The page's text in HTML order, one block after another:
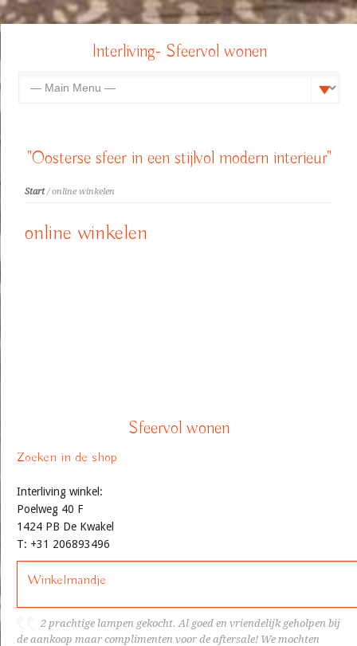
Interliving- Sfeervol wonen
"Oosterse sfeer in een stijlvol modern interieur"
Start/ online winkelen
online winkelen
Sfeervol wonen
Zoeken in de shop
Interliving winkel:
Poelweg 40 F
1424 PB De Kwakel
T: +31 206893496
Winkelmandje
2 prachtige lampen gekocht. Al goed en vriendelijk geholpen bij
de aankoop maar complimenten voor de aftersale! We mochten